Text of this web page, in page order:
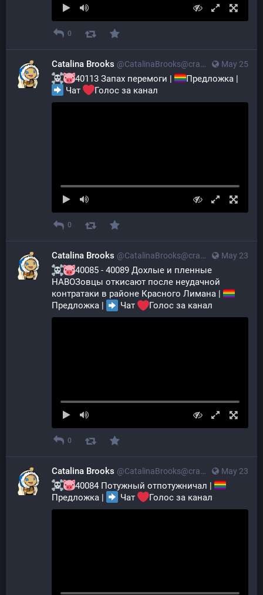
0
May 25
Catalina Brooks @CatalinaBrooks@crazylab.online
40113 Запах перемоги |
Предложка |
Чат
Голос за канал
0
May 23
Catalina Brooks @CatalinaBrooks@crazylab.online
40085 - 40089 Дохлые и пленные
НАВОЗовцы откисают после неудачной
контратаки в районе Красного Лимана |
Предложка |
Чат Голос за канал
0
May 23
Catalina Brooks @CatalinaBrooks@crazylab.online
40084 Потужный отпотужничал |
Предложка |
Чат Голос за канал